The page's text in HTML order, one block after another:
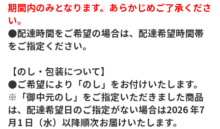
期間内のみとなります。あらかじめご了承くださ
い。
●配達時間をご希望の場合は、配達希望時間帯
をご指定ください。
【のし・包装について】
●ご希望により「のし」をお付けいたします。
※「御中元のし」をご指定いただきました商品
は、配達希望日のご指定がない場合は2026 年7
月1 日（水）以降順次お届けいたします。